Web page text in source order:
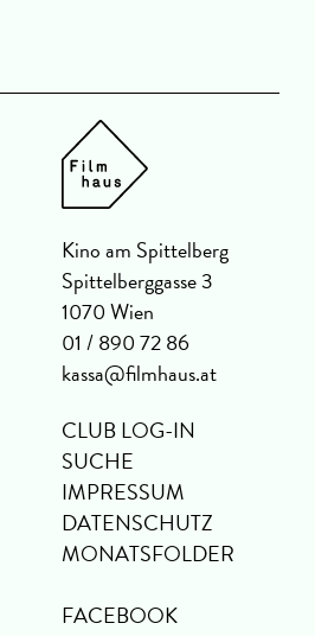
Kino am Spittelberg
Spittelberggasse 3
1070 Wien
01 / 890 72 86
kassa@filmhaus.at
CLUB LOG-IN
SUCHE
IMPRESSUM
DATENSCHUTZ
MONATSFOLDER
FACEBOOK